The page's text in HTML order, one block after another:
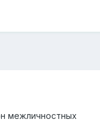
межличностных